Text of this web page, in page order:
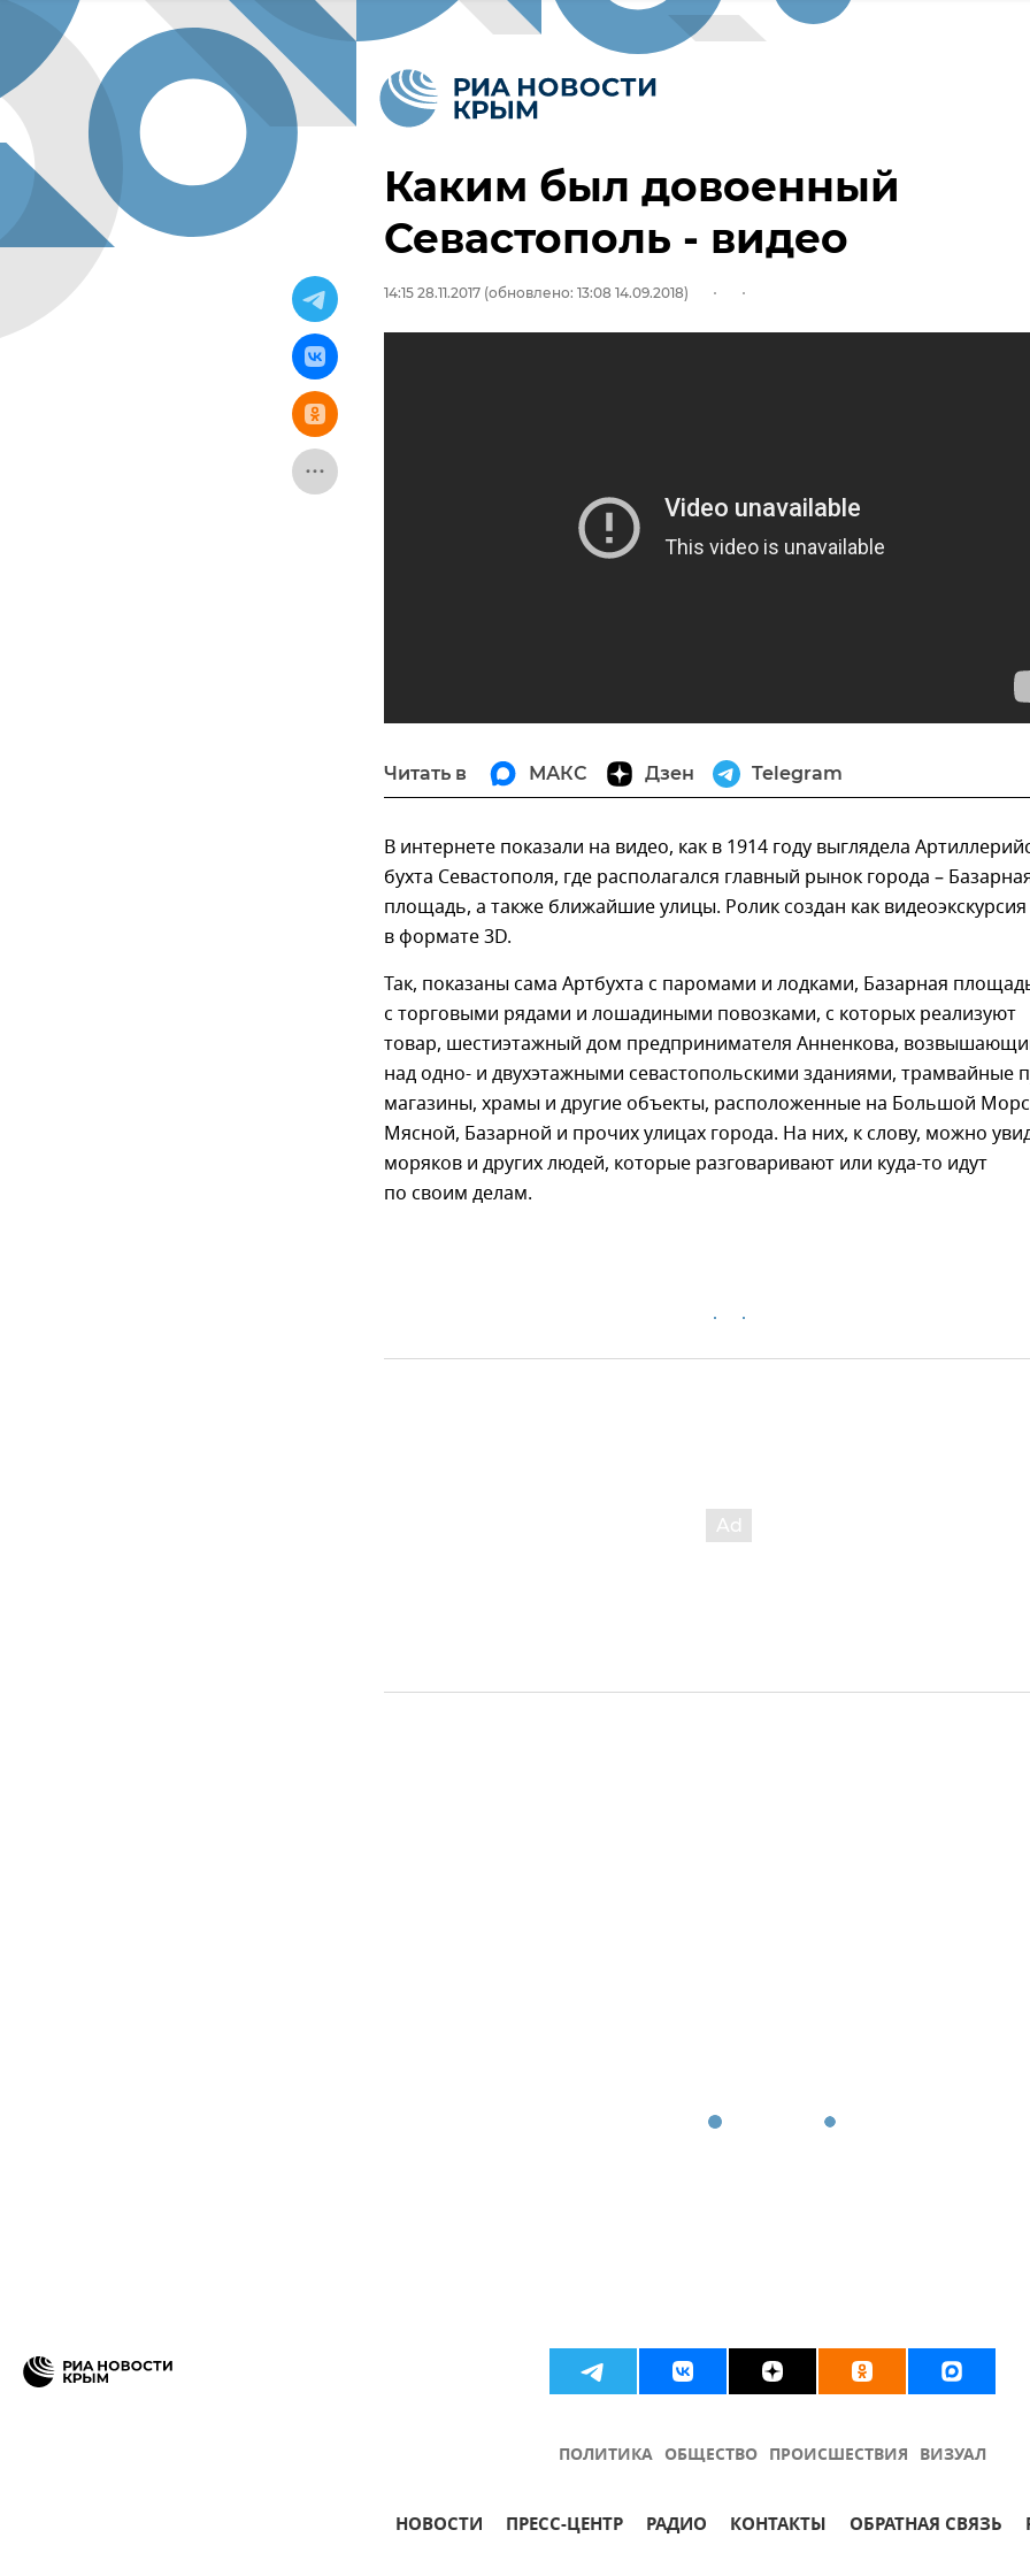
Каким был довоенный
Севастополь - видео
14:15 28.11.2017 (обновлено: 13:08 14.09.2018)
Читать в МАКС Дзен Telegram
В интернете показали на видео, как в 1914 году выглядела
бухта Севастополя, где располагался главный рынок города –
площадь, а также ближайшие улицы. Ролик создан как видеоэкскурсия
в формате 3D.
Так, показаны сама Артбухта с паромами и лодками, Базарная
с торговыми рядами и лошадиными повозками, с которых реализуют
товар, шестиэтажный дом предпринимателя Анненкова,
над одно- и двухэтажными севастопольскими зданиями, трамвайные
магазины, храмы и другие объекты, расположенные на Большой
Мясной, Базарной и прочих улицах города. На них, к слову, можно
моряков и других людей, которые разговаривают или куда-то идут
по своим делам.
ПОЛИТИКА ОБЩЕСТВО ПРОИСШЕСТВИЯ ВИЗУАЛ
НОВОСТИ ПРЕСС-ЦЕНТР РАДИО КОНТАКТЫ ОБРАТНАЯ СВЯЗЬ